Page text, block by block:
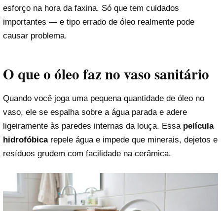
esforço na hora da faxina. Só que tem cuidados
importantes — e tipo errado de óleo realmente pode
causar problema.
O que o óleo faz no vaso sanitário
Quando você joga uma pequena quantidade de óleo no
vaso, ele se espalha sobre a água parada e adere
ligeiramente às paredes internas da louça. Essa película
hidrofóbicarepele água e impede que minerais, dejetos e
resíduos grudem com facilidade na cerâmica.